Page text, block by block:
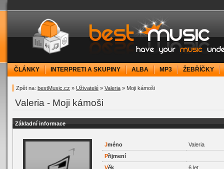
bestMusic.cz - Have your music under
ČLÁNKY INTERPRETI A SKUPINY ALBA MP3 ŽEBŘÍČKY
Zpět na: bestMusic.cz » Uživatelé » Valeria » Moji kámoši
Valeria - Moji kámoši
Základní informace
Jméno
Valeria
Přijmení
Věk
6 let